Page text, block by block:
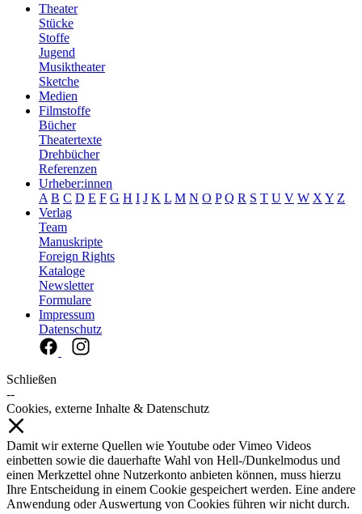
Theater
Stücke
Stoffe
Jugend
Musiktheater
Sketche
Medien
Filmstoffe
Bücher
Theatertexte
Drehbücher
Referenzen
Urheber:innen
A B C D E F G H I J K L M N O P Q R S T U V W X Y Z
Verlag
Team
Manuskripte
Foreign Rights
Kataloge
Newsletter
Formulare
Impressum
Datenschutz
Schließen
--
Cookies, externe Inhalte & Datenschutz
Damit wir externe Quellen wie Youtube oder Vimeo Videos
einbetten sowie die dauerhafte Wahl von Hell-/Dunkelmodus und
einen Merkzettel ohne Nutzerkonto anbieten können, muss hierzu
Ihre Entscheidung in einem Cookie gespeichert werden. Eine andere
Anwendung oder Auswertung von Cookies führen wir nicht durch.